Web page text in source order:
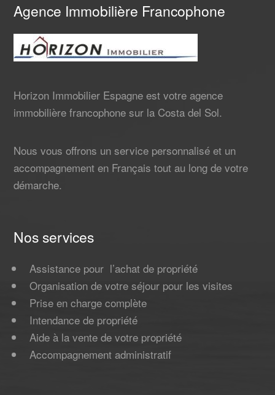
Agence Immobilière Francophone
Horizon Immobilier Espagne est votre agence
immobilière francophone sur la Costa del Sol.
Nous vous offrons un service personnalisé et un
accompagnement en Français tout au long de votre
démarche.
Nos services
Assistance pour l’achat de propriété
Organisation de votre séjour pour les visites
Prise en charge complète
Intendance de propriété
Aide à la vente de votre propriété
Accompagnement administratif